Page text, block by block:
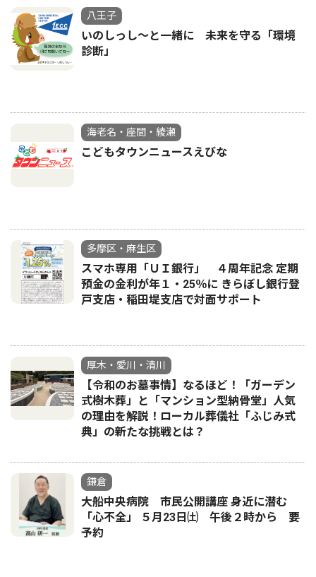
八王子
いのしっし～と一緒に 未来を守る「環境
診断」
海老名・座間・綾瀬
こどもタウンニュースえびな
多摩区・麻生区
スマホ専用「ＵＩ銀行」 ４周年記念 定期
預金の金利が年１・25％に きらぼし銀行登
戸支店・稲田堤支店で対面サポート
厚木・愛川・清川
【令和のお墓事情】なるほど！「ガーデン
式樹木葬」と「マンション型納骨堂」人気
の理由を解説！ローカル葬儀社「ふじみ式
典」の新たな挑戦とは？
鎌倉
大船中央病院 市民公開講座 身近に潜む
「心不全」 ５月23日㈯ 午後２時から 要
予約